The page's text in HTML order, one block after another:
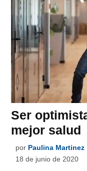
Ser
mejor salud
por Paulina Martinez
18 de junio de 2020